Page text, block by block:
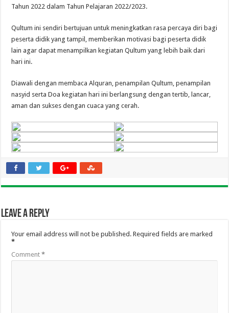
Tahun 2022 dalam Tahun Pelajaran 2022/2023.
Qultum ini sendiri bertujuan untuk meningkatkan rasa percaya diri bagi
peserta didik yang tampil, memberikan motivasi bagi peserta didik
lain agar dapat menampilkan kegiatan Qultum yang lebih baik dari
hari ini.
Diawali dengan membaca Alquran, penampilan Qultum, penampilan
nasyid serta Doa kegiatan hari ini berlangsung dengan tertib, lancar,
aman dan sukses dengan cuaca yang cerah.
Leave a Reply
Your email address will not be published. Required fields are marked
*
Comment*